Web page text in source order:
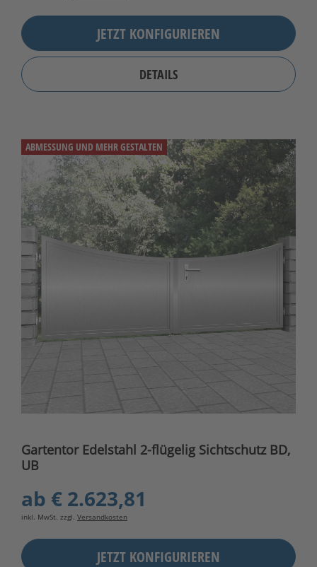
JETZT KONFIGURIEREN
DETAILS
ABMESSUNG UND MEHR GESTALTEN
Gartentor Edelstahl 2-flügelig Sichtschutz BD,
UB
ab € 2.623,81
inkl. MwSt. zzgl. Versandkosten
JETZT KONFIGURIEREN